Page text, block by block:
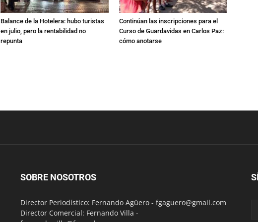
Balance de la Hotelera: hubo turistas
en julio, pero la rentabilidad no
repunta
Continúan las inscripciones para el
Curso de Guardavidas en Carlos Paz:
cómo anotarse
SOBRE NOSOTROS
Director Periodístico: Fernando Agüero - fgaguero@gmail.com
Director Comercial: Fernando Villa -